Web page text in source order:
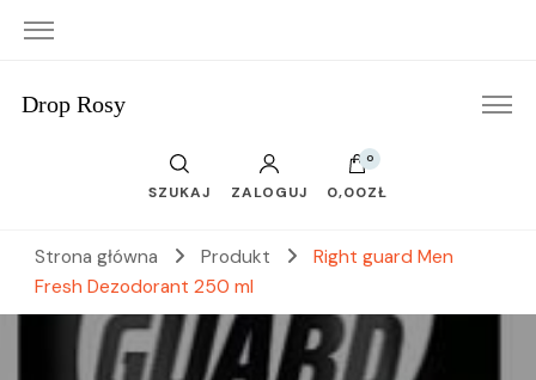
Drop Rosy
SZUKAJ ZALOGUJ
0
0,00ZŁ
Strona główna Produkt
Right guard Men
Fresh Dezodorant 250 ml